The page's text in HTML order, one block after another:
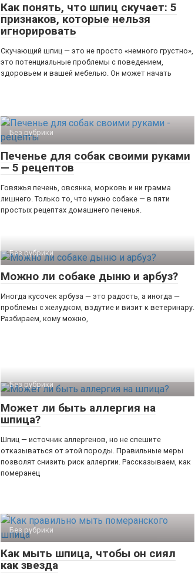
Как понять, что шпиц скучает: 5
признаков, которые нельзя
игнорировать
Скучающий шпиц — это не просто «немного грустно»,
это потенциальные проблемы с поведением,
здоровьем и вашей мебелью. Он может начать
Без рубрики
Печенье для собак своими руками
— 5 рецептов
Говяжья печень, овсянка, морковь и ни грамма
лишнего. Только то, что нужно собаке — в пяти
простых рецептах домашнего печенья.
Без рубрики
Можно ли собаке дыню и арбуз?
Иногда кусочек арбуза — это радость, а иногда —
проблемы с желудком, вздутие и визит к ветеринару.
Разбираем, кому можно,
Без рубрики
Может ли быть аллергия на
шпица?
Шпиц — источник аллергенов, но не спешите
отказываться от этой породы. Правильные меры
позволят снизить риск аллергии. Рассказываем, как
померанец
Без рубрики
Как мыть шпица, чтобы он сиял
как звезда